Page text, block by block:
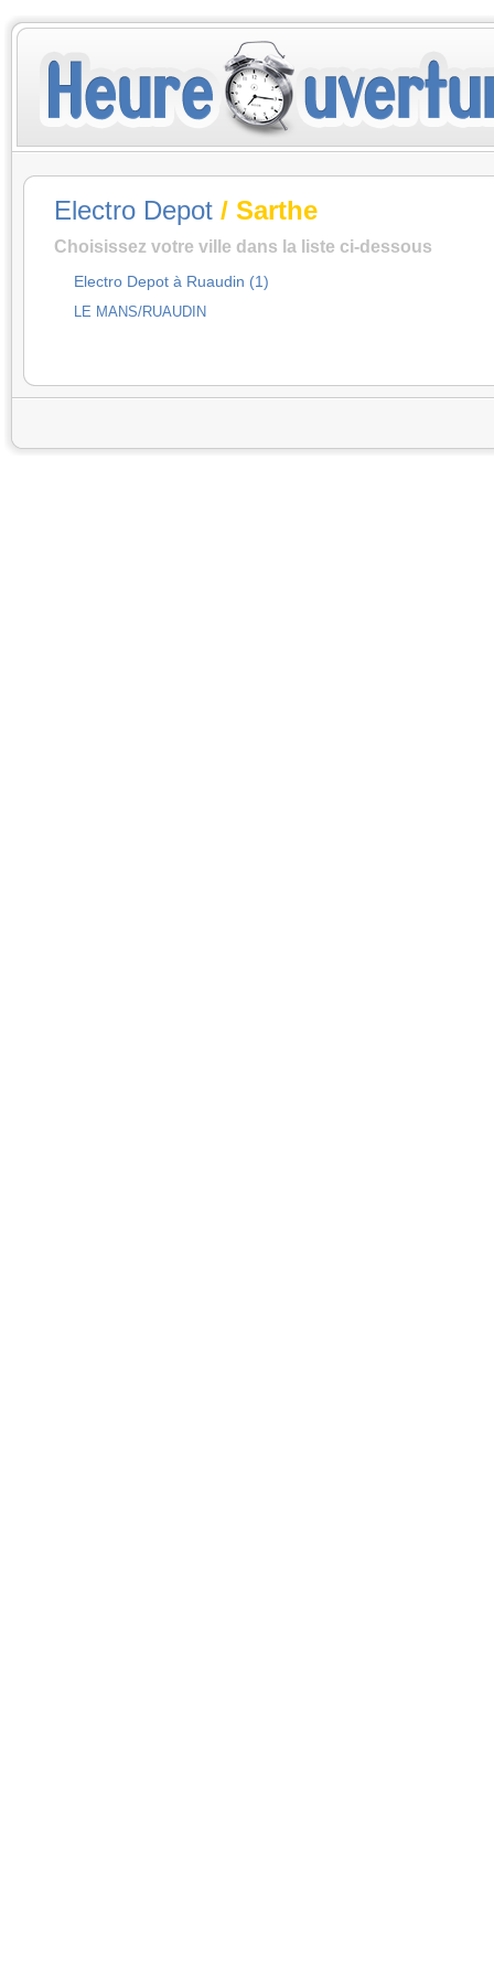
Electro Depot / Sarthe
Choisissez votre ville dans la liste ci-dessous
Electro Depot à Ruaudin (1)
LE MANS/RUAUDIN